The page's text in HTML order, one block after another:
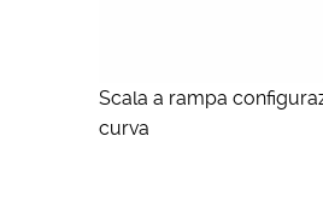
Scala a rampa
curva